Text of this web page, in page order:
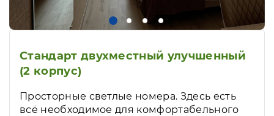
Стандарт двухместный улучшенный
(2 корпус)
Просторные светлые номера. Здесь есть
всё необходимое для комфортабельного